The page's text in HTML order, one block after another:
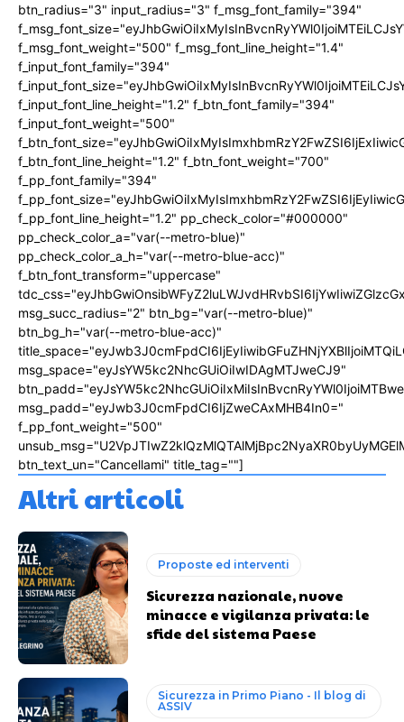
btn_radius="3" input_radius="3" f_msg_font_family="394"
f_msg_font_weight="500" f_msg_font_line_height="1.4"
f_input_font_family="394"
f_input_font_line_height="1.2" f_btn_font_family="394"
f_input_font_weight="500"
f_btn_font_line_height="1.2" f_btn_font_weight="700"
f_pp_font_family="394"
f_pp_font_line_height="1.2" pp_check_color="#000000"
pp_check_color_a="var(--metro-blue)"
pp_check_color_a_h="var(--metro-blue-acc)"
f_btn_font_transform="uppercase"
msg_succ_radius="2" btn_bg="var(--metro-blue)"
btn_bg_h="var(--metro-blue-acc)"
msg_space="eyJsYW5kc2NhcGUiOiIwIDAgMTJweCJ9"
msg_padd="eyJwb3J0cmFpdCI6IjZweCAxMHB4In0="
f_pp_font_weight="500"
btn_text_un="Cancellami" title_tag=""]
Altri articoli
Proposte ed interventi
Sicurezza nazionale, nuove
minacce e vigilanza privata: le
sfide del sistema Paese
Sicurezza in Primo Piano - Il blog di
ASSIV